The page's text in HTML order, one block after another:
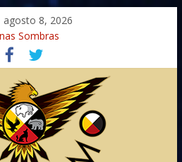
agosto 8, 2026
Sombras
A Jornada do Espírito Ancestral
Universal
Espiritual – Crescimento
na Cura